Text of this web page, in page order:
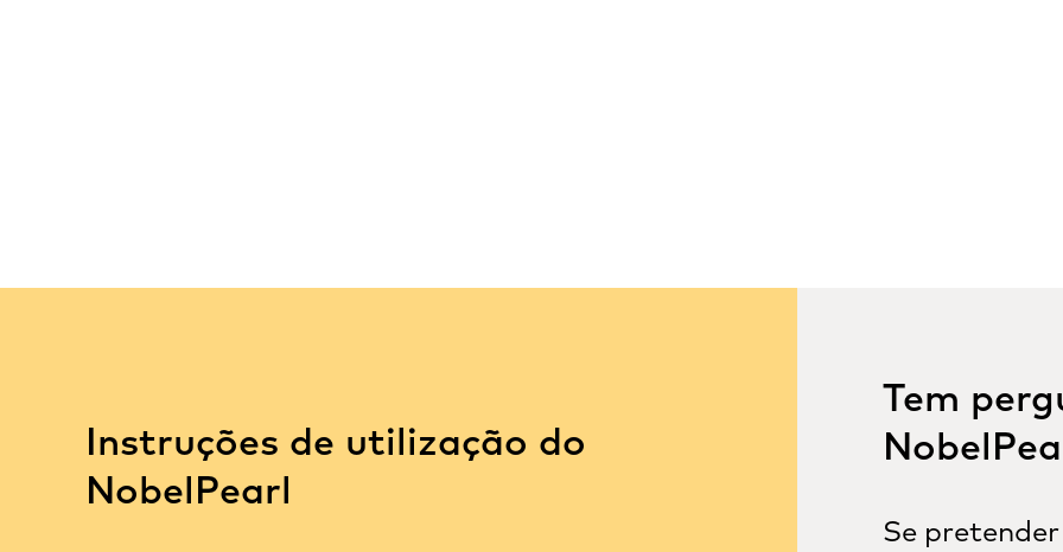
Instruções de utilização do
NobelPearl
Tem
Se